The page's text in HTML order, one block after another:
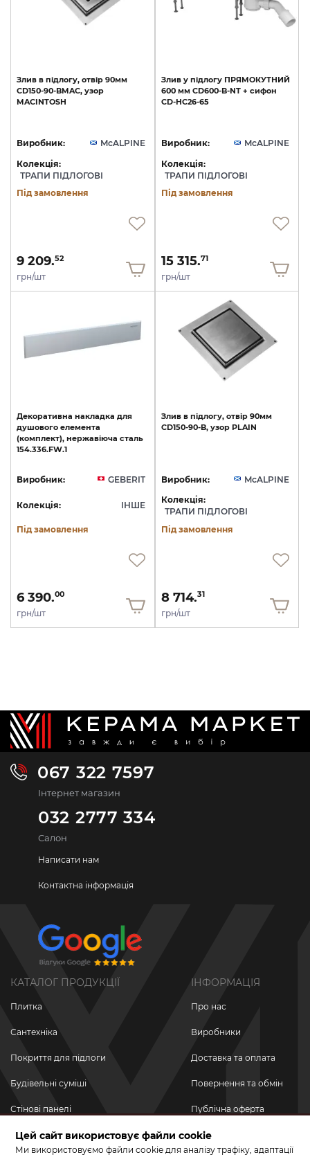
Злив в підлогу, отвір 90мм
CD150-90-BMAC, узор
MACINTOSH
Виробник:
McALPINE
Колекція:
ТРАПИ ПІДЛОГОВІ
Під замовлення
9 209.52
грн/шт
Злив у підлогу ПРЯМОКУТНИЙ
600 мм CD600-B-NT + сифон
CD-HC26-65
Виробник:
McALPINE
Колекція:
ТРАПИ ПІДЛОГОВІ
Під замовлення
15 315.71
грн/шт
Декоративна накладка для
душового елемента
(комплект), нержавіюча сталь
154.336.FW.1
Виробник: GEBERIT
Колекція: ІНШЕ
Під замовлення
6 390.00
грн/шт
Злив в підлогу, отвір 90мм
CD150-90-B, узор PLAIN
Виробник:
McALPINE
Колекція:
ТРАПИ ПІДЛОГОВІ
Під замовлення
8 714.31
грн/шт
067 322 7597
Інтернет магазин
032 2777 334
Салон
Написати нам
Контактна інформація
КАТАЛОГ ПРОДУКЦІЇ
Плитка
Сантехніка
Покриття для підлоги
Будівельні суміші
Стінові панелі
Новинки
ІНФОРМАЦІЯ
Про нас
Виробники
Доставка та оплата
Повернення та обмін
Публічна оферта
Політика
конфіденційності
Цей сайт використовує файли cookie
Ми використовуємо файли cookie для аналізу трафіку, адаптації